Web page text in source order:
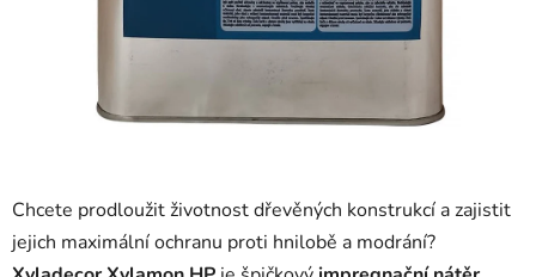
Chcete prodloužit životnost dřevěných konstrukcí a zajistit
jejich maximální ochranu proti hnilobě a modrání?